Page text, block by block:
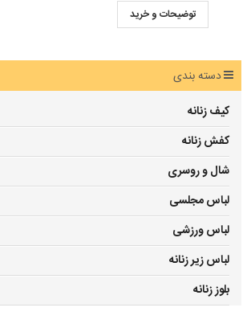
توضیحات و خرید
دسته بندی
کیف زنانه
کفش زنانه
شال و روسری
لباس مجلسی
لباس ورزشی
لباس زیر زنانه
بلوز زنانه